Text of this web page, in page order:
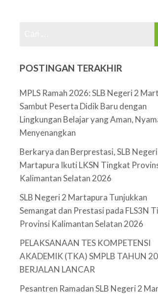
POSTINGAN TERAKHIR
MPLS Ramah 2026: SLB Negeri 2
Sambut Peserta Didik Baru dengan
Lingkungan Belajar yang Aman,
Menyenangkan
Berkarya dan Berprestasi, SLB
Martapura Ikuti LKSN Tingkat
Kalimantan Selatan 2026
SLB Negeri 2 Martapura Tunjukkan
Semangat dan Prestasi pada FLS3N
Provinsi Kalimantan Selatan 2026
PELAKSANAAN TES KOMPETENSI
AKADEMIK (TKA) SMPLB TAHUN
BERJALAN LANCAR
Pesantren Ramadan SLB Negeri 2